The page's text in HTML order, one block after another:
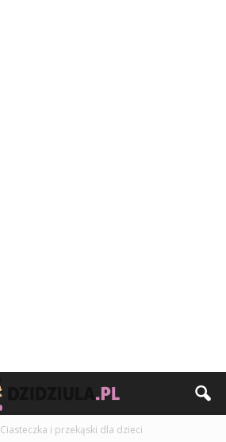
Ciasteczka i przekąski dla dzieci